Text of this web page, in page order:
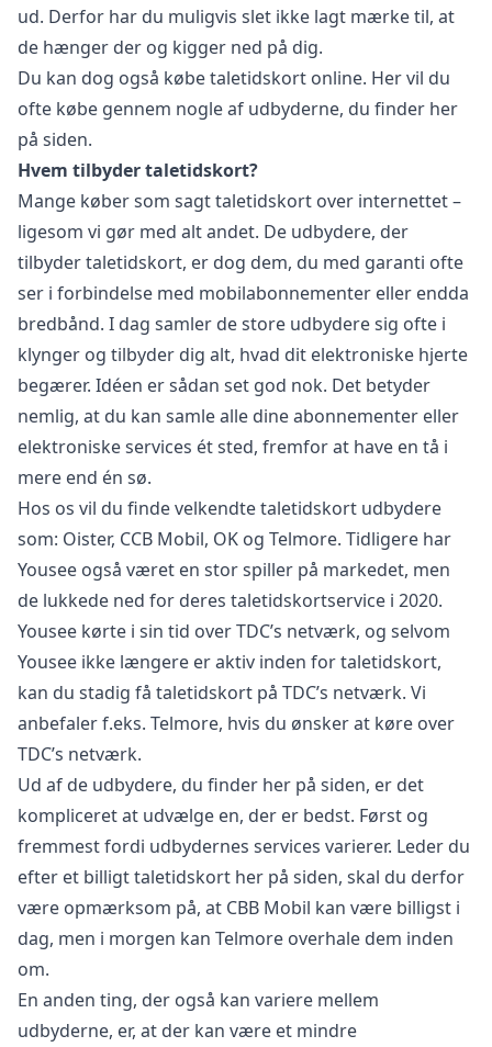
ud. Derfor har du muligvis slet ikke lagt mærke til, at
de hænger der og kigger ned på dig.
Du kan dog også købe taletidskort online. Her vil du
ofte købe gennem nogle af udbyderne, du finder her
på siden.
Hvem tilbyder taletidskort?
Mange køber som sagt taletidskort over internettet –
ligesom vi gør med alt andet. De udbydere, der
tilbyder taletidskort, er dog dem, du med garanti ofte
ser i forbindelse med mobilabonnementer eller endda
bredbånd. I dag samler de store udbydere sig ofte i
klynger og tilbyder dig alt, hvad dit elektroniske hjerte
begærer. Idéen er sådan set god nok. Det betyder
nemlig, at du kan samle alle dine abonnementer eller
elektroniske services ét sted, fremfor at have en tå i
mere end én sø.
Hos os vil du finde velkendte taletidskort udbydere
som: Oister, CCB Mobil, OK og Telmore. Tidligere har
Yousee også været en stor spiller på markedet, men
de lukkede ned for deres taletidskortservice i 2020.
Yousee kørte i sin tid over TDC’s netværk, og selvom
Yousee ikke længere er aktiv inden for taletidskort,
kan du stadig få taletidskort på TDC’s netværk. Vi
anbefaler f.eks. Telmore, hvis du ønsker at køre over
TDC’s netværk.
Ud af de udbydere, du finder her på siden, er det
kompliceret at udvælge en, der er bedst. Først og
fremmest fordi udbydernes services varierer. Leder du
efter et billigt taletidskort her på siden, skal du derfor
være opmærksom på, at CBB Mobil kan være billigst i
dag, men i morgen kan Telmore overhale dem inden
om.
En anden ting, der også kan variere mellem
udbyderne, er, at der kan være et mindre